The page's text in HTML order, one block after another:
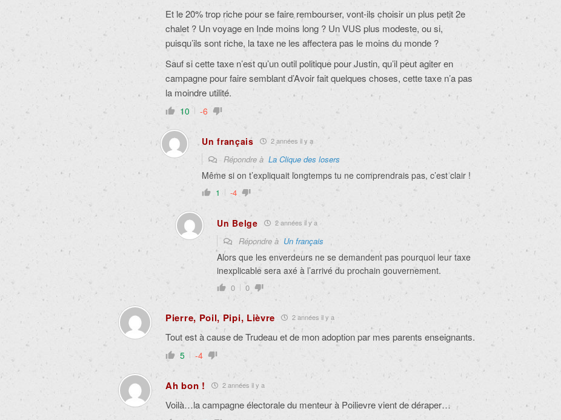
Et le 20% trop riche pour se faire rembourser, vont-ils choisir un plus petit 2e
chalet ? Un voyage en Inde moins long ? Un VUS plus modeste, ou si,
puisqu’ils sont riche, la taxe ne les affectera pas le moins du monde ?
Sauf si cette taxe n’est qu’un outil politique pour Justin, qu’il peut agiter en
campagne pour faire semblant d’Avoir fait quelques choses, cette taxe n’a pas
la moindre utilité.
10 -6
Un français 2 années il y a
Répondre à La Clique des losers
Même si on t’expliquait longtemps tu ne comprendrais pas, c’est clair !
1 -4
Un Belge 2 années il y a
Répondre à Un français
Alors que les enverdeurs ne se demandent pas pourquoi leur taxe
inexplicable sera axé à l’arrivé du prochain gouvernement.
0 0
Pierre, Poil, Pipi, Lièvre 2 années il y a
Tout est à cause de Trudeau et de mon adoption par mes parents enseignants.
5 -4
Ah bon ! 2 années il y a
Voilà…la campagne électorale du menteur à Poilievre vient de déraper…